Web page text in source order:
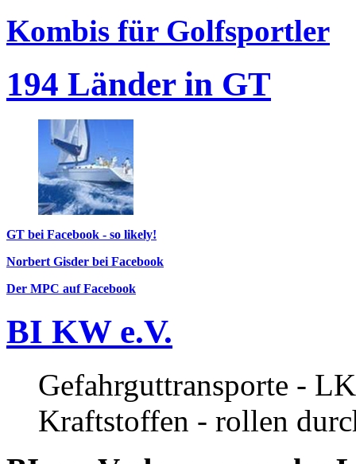
Kombis für Golfsportler
194 Länder in GT
GT bei Facebook - so likely!
Norbert Gisder bei Facebook
Der MPC auf Facebook
BI KW e.V.
Gefahrguttransporte -
Kraftstoffen - rollen